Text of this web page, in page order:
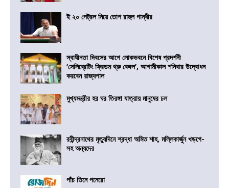
ই ২০ পেট্রল নিয়ে তোপ রাহুল গান্ধীর
স্বাধীনতা দিবসের আগে লোকভবনে বিশেষ প্রদর্শনী
‘সেলিব্রেটিং ফ্রিডম থ্রু বেঙ্গল’, আগামীকাল শনিবার উদ্বোধন
করবেন রাজ্যপাল
মুখ্যমন্ত্রীর হর ঘর তিরঙ্গা যাত্রায় মানুষের ঢল
রবীন্দ্রনাথের মৃত্যুদিনে শ্রদ্ধা অমিত শাহ, মল্লিকার্জুন খড়গে-
সহ অন্যদের
পাঁচ তিনে পনেরো